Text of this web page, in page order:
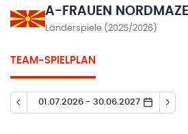
A-FRAUEN
Länderspiele (2025/2026)
TEAM-SPIELPLAN
01.07.2026 - 30.06.2027